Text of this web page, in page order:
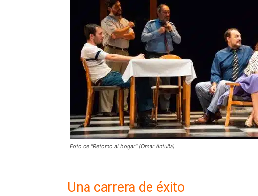
Foto de "Retorno al hogar" (Omar Antuña)
Una carrera de éxito